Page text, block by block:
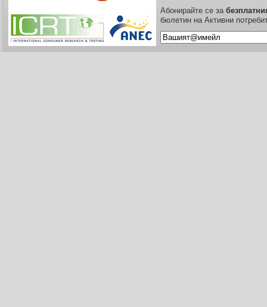
Абонирайте се за
бюлетин на Активни